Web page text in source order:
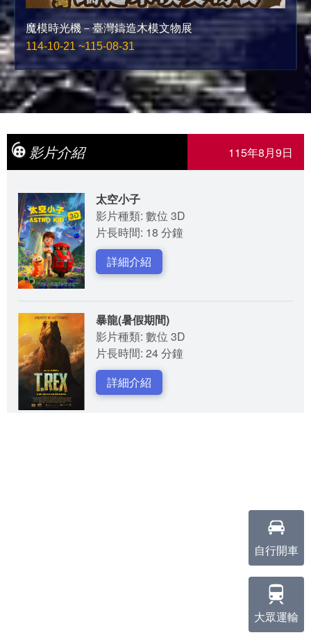
魔模時光機－臺灣鑄造木模文物展
114-10-21 ~115-08-31
影片介紹 115年8月9日
太空小子
影片種類: 數位 3D
片長時間: 18 分鐘
詳細介紹
暴龍(暑假期間)
影片種類: 數位 3D
片長時間: 24 分鐘
詳細介紹
自行開車
大眾運輸